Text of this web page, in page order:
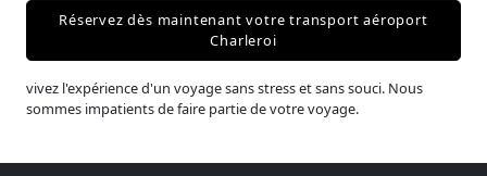
Réservez dès maintenant votre transport aéroport
Charleroi
vivez l'expérience d'un voyage sans stress et sans souci. Nous
sommes impatients de faire partie de votre voyage.